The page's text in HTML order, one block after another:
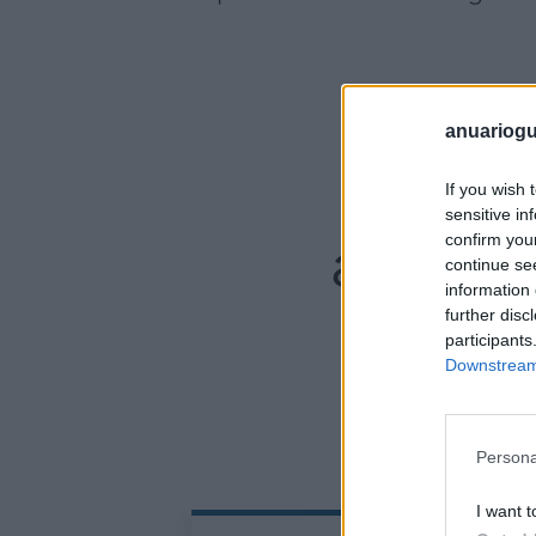
If you wish
sensitive
confirm
continue
information
further
I want
as